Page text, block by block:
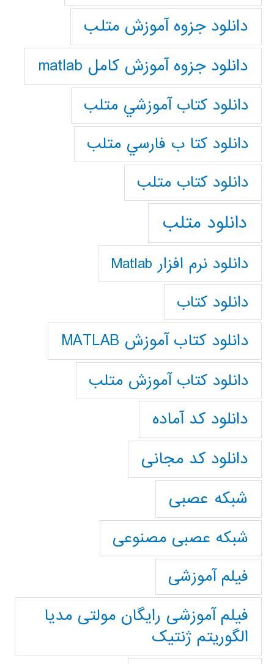
دانلود جزوه آموزش متلب
دانلود جزوه آموزش کامل matlab
دانلود كتاب آموزشي متلب
دانلود كتا ب فارسي متلب
دانلود كتاب متلب
دانلود متلب
دانلود نرم افزار Matlab
دانلود کتاب
دانلود کتاب آموزش MATLAB
دانلود کتاب آموزش متلب
دانلود کد آماده
دانلود کد مجانی
شبکه عصبی
شبکه عصبی مصنوعی
فیلم آموزشی
فیلم آموزشی رایگان مولتی مدیا
الگوریتم ژنتیک